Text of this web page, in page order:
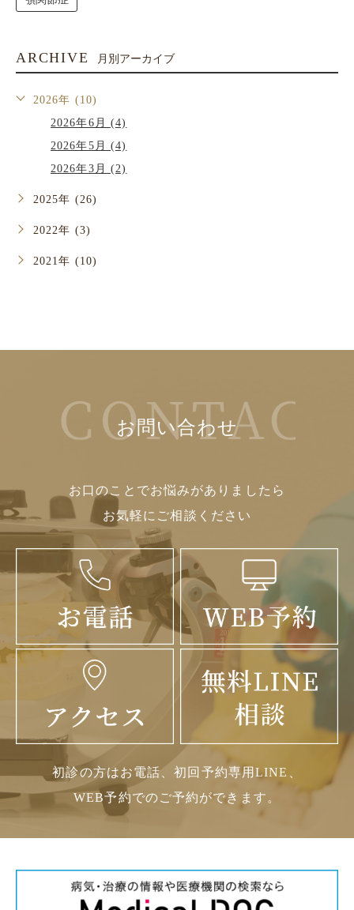
ARCHIVE 月別アーカイブ
2026年 (10)
2026年6月 (4)
2026年5月 (4)
2026年3月 (2)
2025年 (26)
2022年 (3)
2021年 (10)
お問い合わせ
お口のことでお悩みがありましたら
お気軽にご相談ください
初診の方はお電話、初回予約専用LINE、
WEB予約でのご予約ができます。